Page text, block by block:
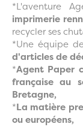
*L'aventure
imprimerie
recycler ses
*Une équipe
d'articles de
*Agent Paper
française au
Bretagne,
*La matière
ou européens,